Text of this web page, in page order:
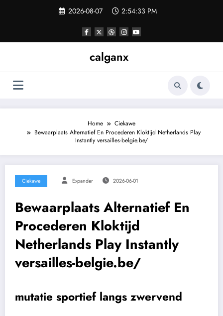
2026-08-07 2:54:33 PM
calganx
Home
Ciekawe
Bewaarplaats Alternatief En Procederen Kloktijd Netherlands Play
Instantly versailles-belgie.be/
Ciekawe Expander 2026-06-01
Bewaarplaats Alternatief En
Procederen Kloktijd
Netherlands Play Instantly
versailles-belgie.be/
mutatie sportief langs zwervend